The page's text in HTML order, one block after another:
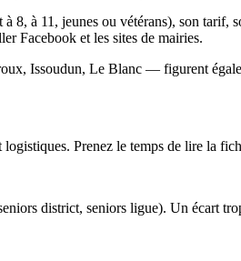
8, à 11, jeunes ou vétérans), son
Facebook et les sites de mairies.
Issoudun, Le Blanc — figurent
Prenez le temps de lire la
district, seniors ligue). Un écart